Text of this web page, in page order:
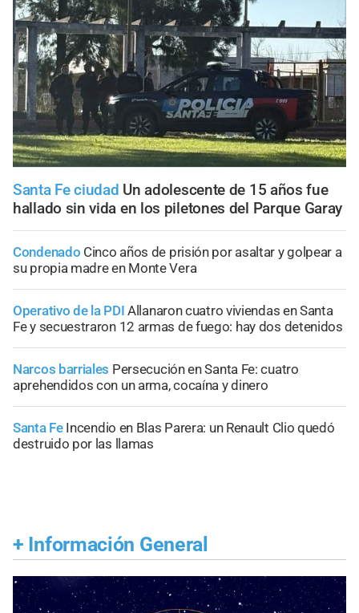
Santa Fe ciudad Un adolescente de 15 años fue
hallado sin vida en los piletones del Parque Garay
Condenado Cinco años de prisión por asaltar y golpear a
su propia madre en Monte Vera
Operativo de la PDI Allanaron cuatro viviendas en Santa
Fe y secuestraron 12 armas de fuego: hay dos detenidos
Narcos barriales Persecución en Santa Fe: cuatro
aprehendidos con un arma, cocaína y dinero
Santa Fe Incendio en Blas Parera: un Renault Clio quedó
destruido por las llamas
+ Información General